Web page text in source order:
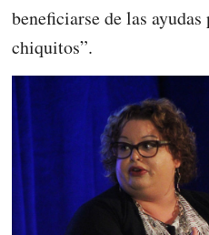
beneficiarse de las
chiquitos”.